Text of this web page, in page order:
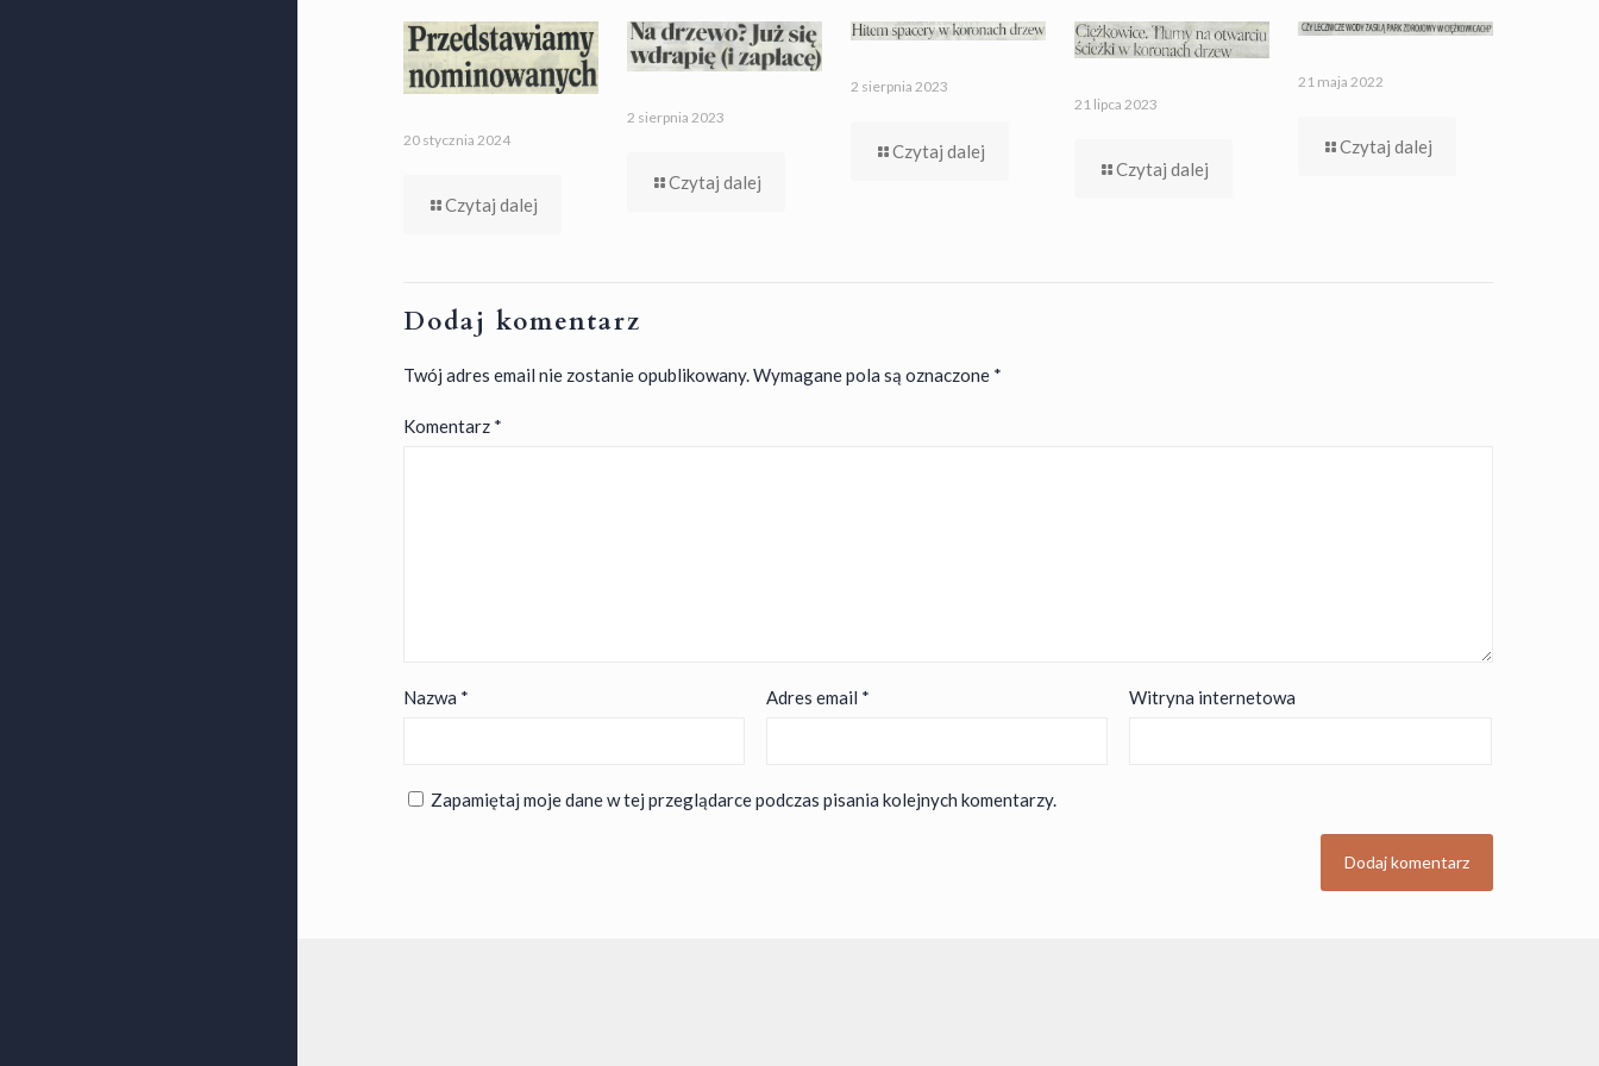
20 stycznia 2024
Czytaj dalej
2 sierpnia 2023
Czytaj dalej
2 sierpnia 2023
Czytaj dalej
21 lipca 2023
Czytaj dalej
21 maja 2022
Czytaj dalej
Dodaj komentarz
Twój adres email nie zostanie opublikowany.Wymagane pola są oznaczone *
Komentarz *
Nazwa * Adres email * Witryna internetowa
Zapamiętaj moje dane w tej przeglądarce podczas pisania kolejnych komentarzy.